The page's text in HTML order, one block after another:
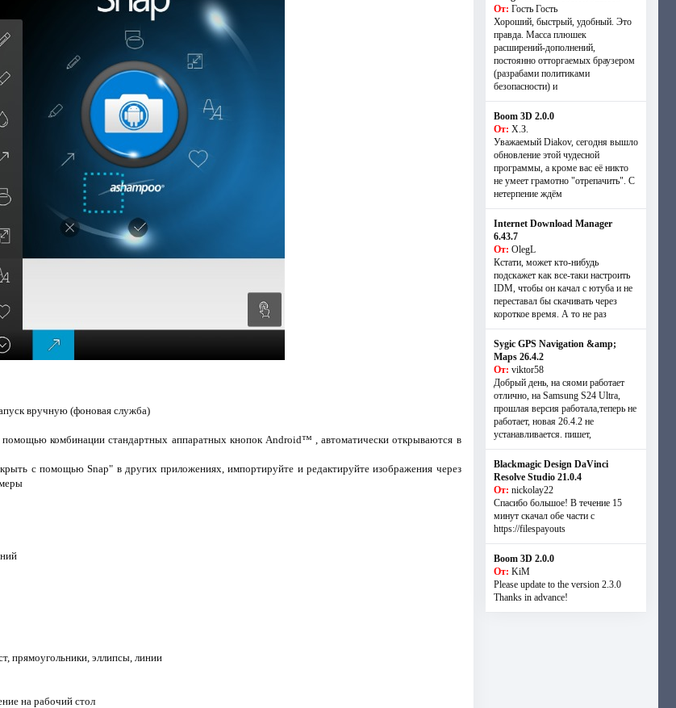
вручную (фоновая служба)
комбинации стандартных аппаратных кнопок Android™ , автоматически открываются в
с помощью Snap" в других приложениях, импортируйте и редактируйте изображения через
прямоугольники, эллипсы, линии
на рабочий стол
От: Гость Гость
Хороший, быстрый, удобный. Это
правда. Масса плюшек
расширений-дополнений,
постоянно отторгаемых браузером
(разрабами политиками
безопасности) и
Boom 3D 2.0.0
От: Х.З.
Уважаемый Diakov, сегодня вышло
обновление этой чудесной
программы, а кроме вас её никто
не умеет грамотно "отрепачить". С
нетерпение ждём
Internet Download Manager
6.43.7
От: OlegL
Кстати, может кто-нибудь
подскажет как все-таки настроить
IDM, чтобы он качал с ютуба и не
переставал бы скачивать через
короткое время. А то не раз
Sygic GPS Navigation &amp;
Maps 26.4.2
От: viktor58
Добрый день, на сяоми работает
отлично, на Samsung S24 Ultra,
прошлая версия работала,теперь не
работает, новая 26.4.2 не
устанавливается. пишет,
Blackmagic Design DaVinci
Resolve Studio 21.0.4
От: nickolay22
Спасибо большое! В течение 15
минут скачал обе части с
https://filespayouts
Boom 3D 2.0.0
От: KiM
Please update to the version 2.3.0
Thanks in advance!